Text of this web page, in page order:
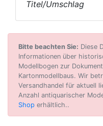
Titel/Umschlag
Bitte beachten Sie: Diese
Informationen über
Modellbogen zur
Kartonmodellbaus. Wir
Versandhandel für aktuell
Anzahl antiquarischer
Shop erhältlich..